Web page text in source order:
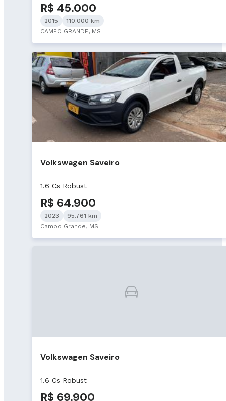
R$ 45.000
2015
110.000 km
CAMPO GRANDE, MS
Volkswagen Saveiro
1.6 Cs Robust
R$ 64.900
2023
95.761 km
Campo Grande, MS
Volkswagen Saveiro
1.6 Cs Robust
R$ 69.900